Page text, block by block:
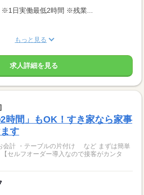
※1日実働最低2時間 ※残業...
もっと見る
求人詳細を見る
2時間」もOK！すき家なら家事
す
会計 ・テーブルの片付け など まずは簡単